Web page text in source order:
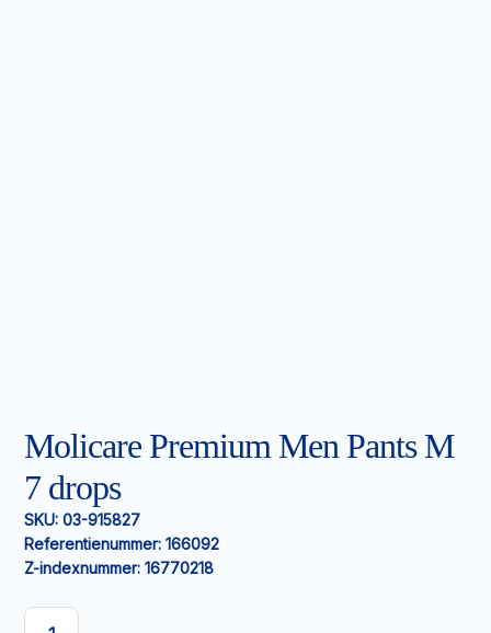
Molicare Premium Men Pants M
7 drops
SKU: 03-915827
Referentienummer: 166092
Z-indexnummer: 16770218